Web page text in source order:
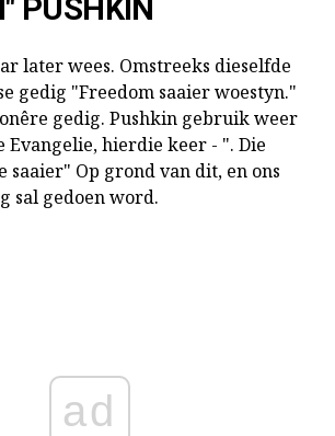
PUSHKIN
later wees. Omstreeks dieselfde
gedig "Freedom saaier woestyn."
gedig. Pushkin gebruik weer
Evangelie, hierdie keer - ". Die
saaier" Op grond van dit, en ons
sal gedoen word.
ad